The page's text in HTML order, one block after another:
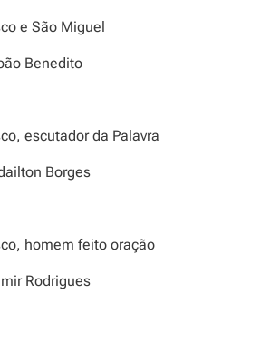
e São Miguel
Benedito
escutador da Palavra
Borges
homem feito oração
Rodrigues